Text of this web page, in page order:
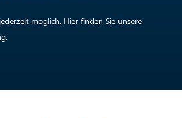
möglich. Hier finden Sie unsere
.